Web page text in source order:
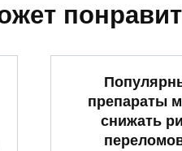
препараты
снижать